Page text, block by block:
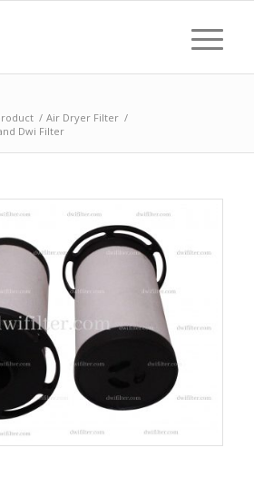
/ Air Dryer Filter /
Dwi Filter